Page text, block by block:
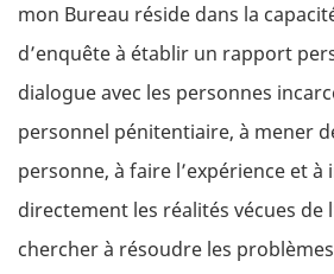
mon Bureau réside dans la
d’enquête à établir un rapport
dialogue avec les personnes
personnel pénitentiaire, à mener
personne, à faire l’expérience et à
directement les réalités vécues de
chercher à résoudre les